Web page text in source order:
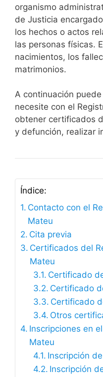
organismo
de Justicia
los hechos o actos
las personas físicas.
nacimientos, los
matrimonios.
A continuación
necesite con el
obtener certificados
y defunción, realizar
Índice:
Contacto con el
Mateu
Cita previa
Certificados del
Mateu
Certificado
Certificado
Certificado
Otros
Inscripciones en
Mateu
Inscripción
Inscripción